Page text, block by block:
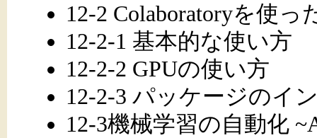
12-2 Colaboratoryを使っ
12-2-1 基本的な使い方
12-2-2 GPUの使い方
12-2-3 パッケージのイ
12-3機械学習の自動化